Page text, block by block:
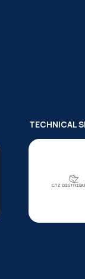
TECHNICAL